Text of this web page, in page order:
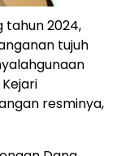
tahun 2024,
tujuh
resminya,